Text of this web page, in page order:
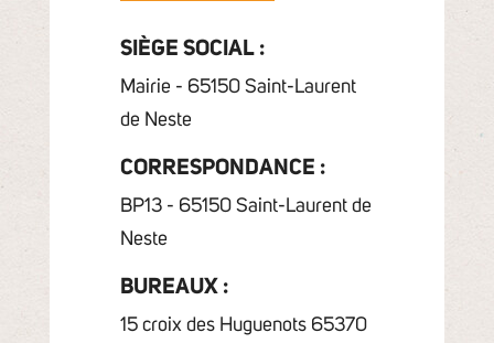
SIÈGE SOCIAL :
Mairie - 65150 Saint-Laurent
de Neste
CORRESPONDANCE :
BP13 - 65150 Saint-Laurent de
Neste
BUREAUX :
15 croix des Huguenots 65370